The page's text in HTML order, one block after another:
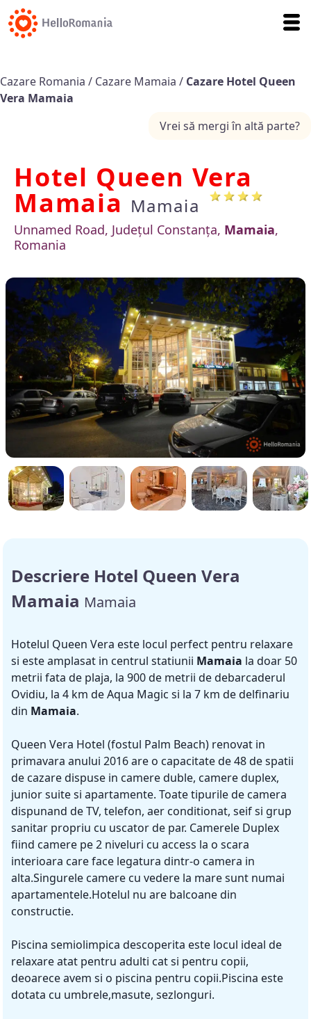
Cazare Romania / Cazare Mamaia / Cazare Hotel Queen
Vera Mamaia
Vrei să mergi în altă parte?
Hotel Queen Vera
Mamaia Mamaia
Unnamed Road, Județul Constanța, Mamaia,
Romania
Descriere Hotel Queen Vera
Mamaia Mamaia
Hotelul Queen Vera este locul perfect pentru relaxare
si este amplasat in centrul statiunii Mamaia la doar 50
metrii fata de plaja, la 900 de metrii de debarcaderul
Ovidiu, la 4 km de Aqua Magic si la 7 km de delfinariu
din Mamaia.
Queen Vera Hotel (fostul Palm Beach) renovat in
primavara anului 2016 are o capacitate de 48 de spatii
de cazare dispuse in camere duble, camere duplex,
junior suite si apartamente. Toate tipurile de camera
dispunand de TV, telefon, aer conditionat, seif si grup
sanitar propriu cu uscator de par. Camerele Duplex
fiind camere pe 2 niveluri cu access la o scara
interioara care face legatura dintr-o camera in
alta.Singurele camere cu vedere la mare sunt numai
apartamentele.Hotelul nu are balcoane din
constructie.
Piscina semiolimpica descoperita este locul ideal de
relaxare atat pentru adulti cat si pentru copii,
deoarece avem si o piscina pentru copii.Piscina este
dotata cu umbrele,masute, sezlonguri.